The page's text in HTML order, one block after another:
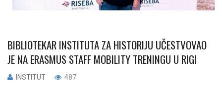
BIBLIOTEKAR INSTITUTA ZA HISTORIJU UČESTVOVAO
JE NA ERASMUS STAFF MOBILITY TRENINGU U RIGI
INSTITUT 487